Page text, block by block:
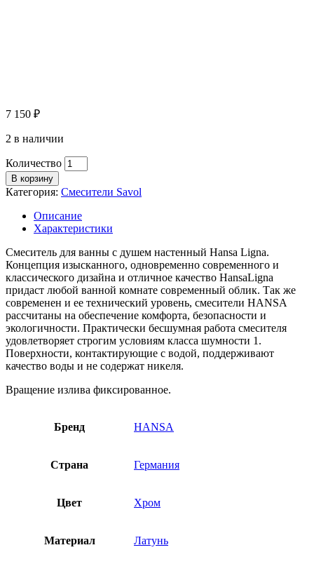
7 150 ₽
2 в наличии
Количество
В корзину
Категория: Смесители Savol
Описание
Характеристики
Смеситель для ванны с душем настенный Hansa Ligna.
Концепция изысканного, одновременно современного и
классического дизайна и отличное качество HansaLigna
придаст любой ванной комнате современный облик. Так же
современен и ее технический уровень, смесители HANSA
рассчитаны на обеспечение комфорта, безопасности и
экологичности. Практически бесшумная работа смесителя
удовлетворяет строгим условиям класса шумности 1.
Поверхности, контактирующие с водой, поддерживают
качество воды и не содержат никеля.
Вращение излива фиксированное.
Бренд HANSA
Страна Германия
Цвет Хром
Материал Латунь